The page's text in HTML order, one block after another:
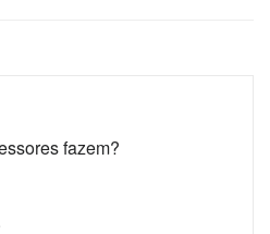
fazem?